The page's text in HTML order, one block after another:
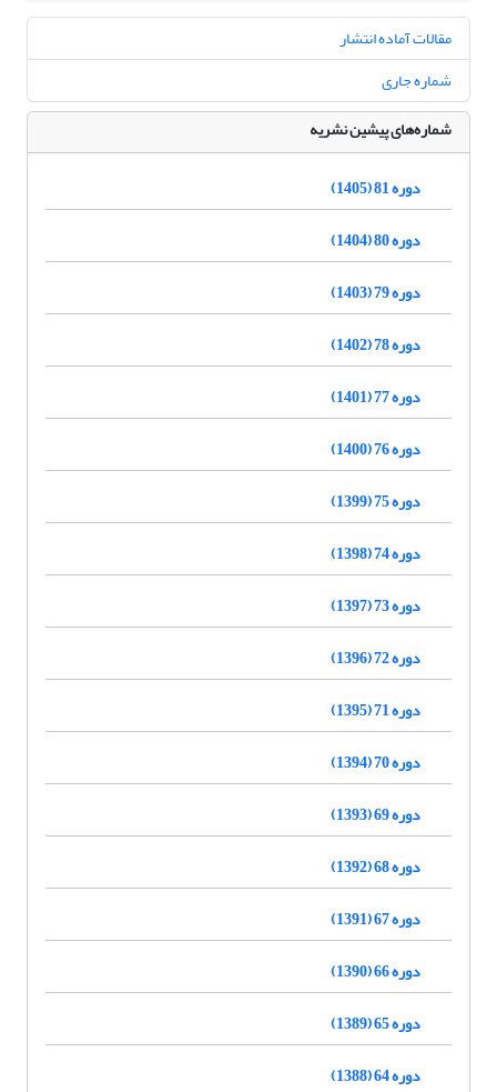
مقالات آماده انتشار
شماره جاری
شماره‌های پیشین نشریه
دوره 81 (1405)
دوره 80 (1404)
دوره 79 (1403)
دوره 78 (1402)
دوره 77 (1401)
دوره 76 (1400)
دوره 75 (1399)
دوره 74 (1398)
دوره 73 (1397)
دوره 72 (1396)
دوره 71 (1395)
دوره 70 (1394)
دوره 69 (1393)
دوره 68 (1392)
دوره 67 (1391)
دوره 66 (1390)
دوره 65 (1389)
دوره 64 (1388)